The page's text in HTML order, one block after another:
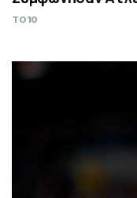
TO10